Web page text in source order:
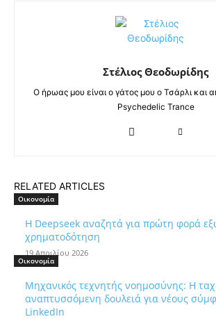
Στέλιος Θεοδωρίδης
Ο ήρωας μου είναι ο γάτος μου ο Τσάρλι και
Psychedelic Trance
RELATED ARTICLES
Οικονομία
Η Deepseek αναζητά για πρώτη φορά
χρηματοδότηση
19 Απριλίου 2026
Οικονομία
Μηχανικός τεχνητής νοημοσύνης: Η
αναπτυσσόμενη δουλειά για νέους
LinkedIn